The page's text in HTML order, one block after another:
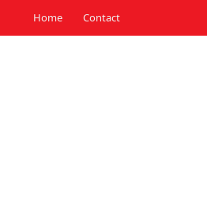
Home Contact